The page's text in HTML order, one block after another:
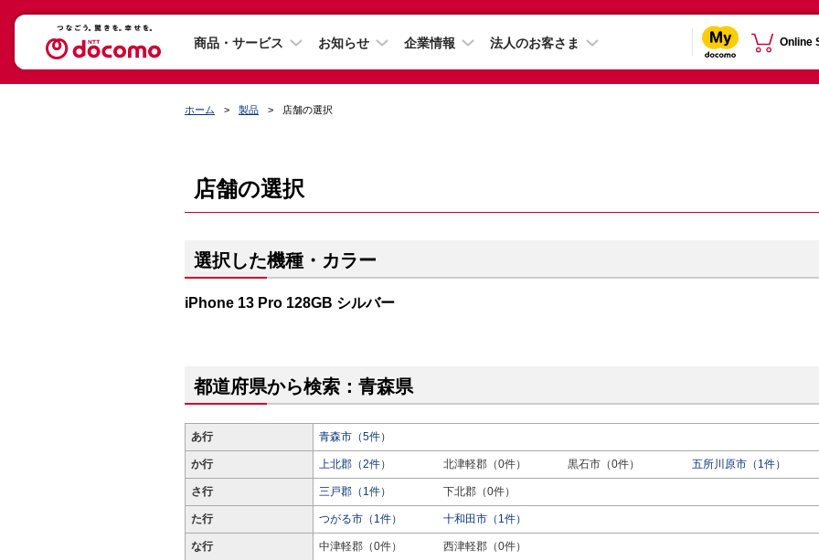
商品・サービス お知らせ 企業情報 法人のお客さま Online
ホーム 製品 店舗の選択
店舗の選択
選択した機種・カラー
iPhone 13 Pro 128GB シルバー
都道府県から検索：青森県
あ行 青森市（5件）
か行 上北郡（2件） 北津軽郡（0件） 黒石市（0件） 五所川原市（1件）
さ行 三戸郡（1件） 下北郡（0件）
た行 つがる市（1件） 十和田市（1件）
な行 中津軽郡（0件） 西津軽郡（0件）